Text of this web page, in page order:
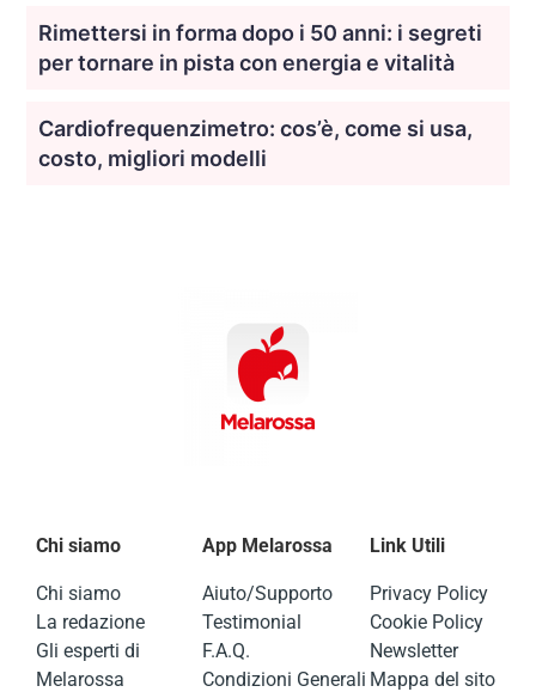
Rimettersi in forma dopo i 50 anni: i segreti
per tornare in pista con energia e vitalità
Cardiofrequenzimetro: cos’è, come si usa,
costo, migliori modelli
Chi siamo
Chi siamo
La redazione
Gli esperti di
Melarossa
App Melarossa
Aiuto/Supporto
Testimonial
F.A.Q.
Condizioni Generali
Link Utili
Privacy Policy
Cookie Policy
Newsletter
Mappa del sito